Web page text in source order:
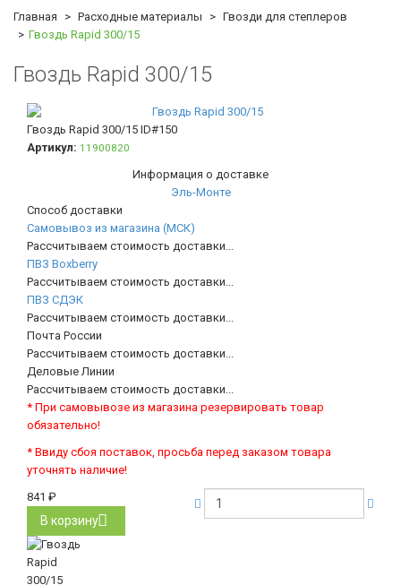
Главная Расходные материалы
Гвозди для степлеров
Гвоздь Rapid 300/15
Гвоздь Rapid 300/15
Гвоздь Rapid 300/15 ID#150
Артикул: 11900820
Информация о доставке
Эль-Монте
Способ доставки
Самовывоз из магазина (МСК)
Рассчитываем стоимость доставки...
ПВЗ Boxberry
Рассчитываем стоимость доставки...
ПВЗ СДЭК
Рассчитываем стоимость доставки...
Почта России
Рассчитываем стоимость доставки...
Деловые Линии
Рассчитываем стоимость доставки...
* При самовывозе из магазина резервировать товар
обязательно!
* Ввиду сбоя поставок, просьба перед заказом товара
уточнять наличие!
841 ₽
В корзину